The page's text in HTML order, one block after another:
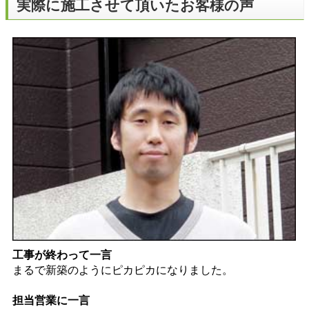
工事が終わって一言
まるで新築のようにピカピカになりました。
担当営業に一言